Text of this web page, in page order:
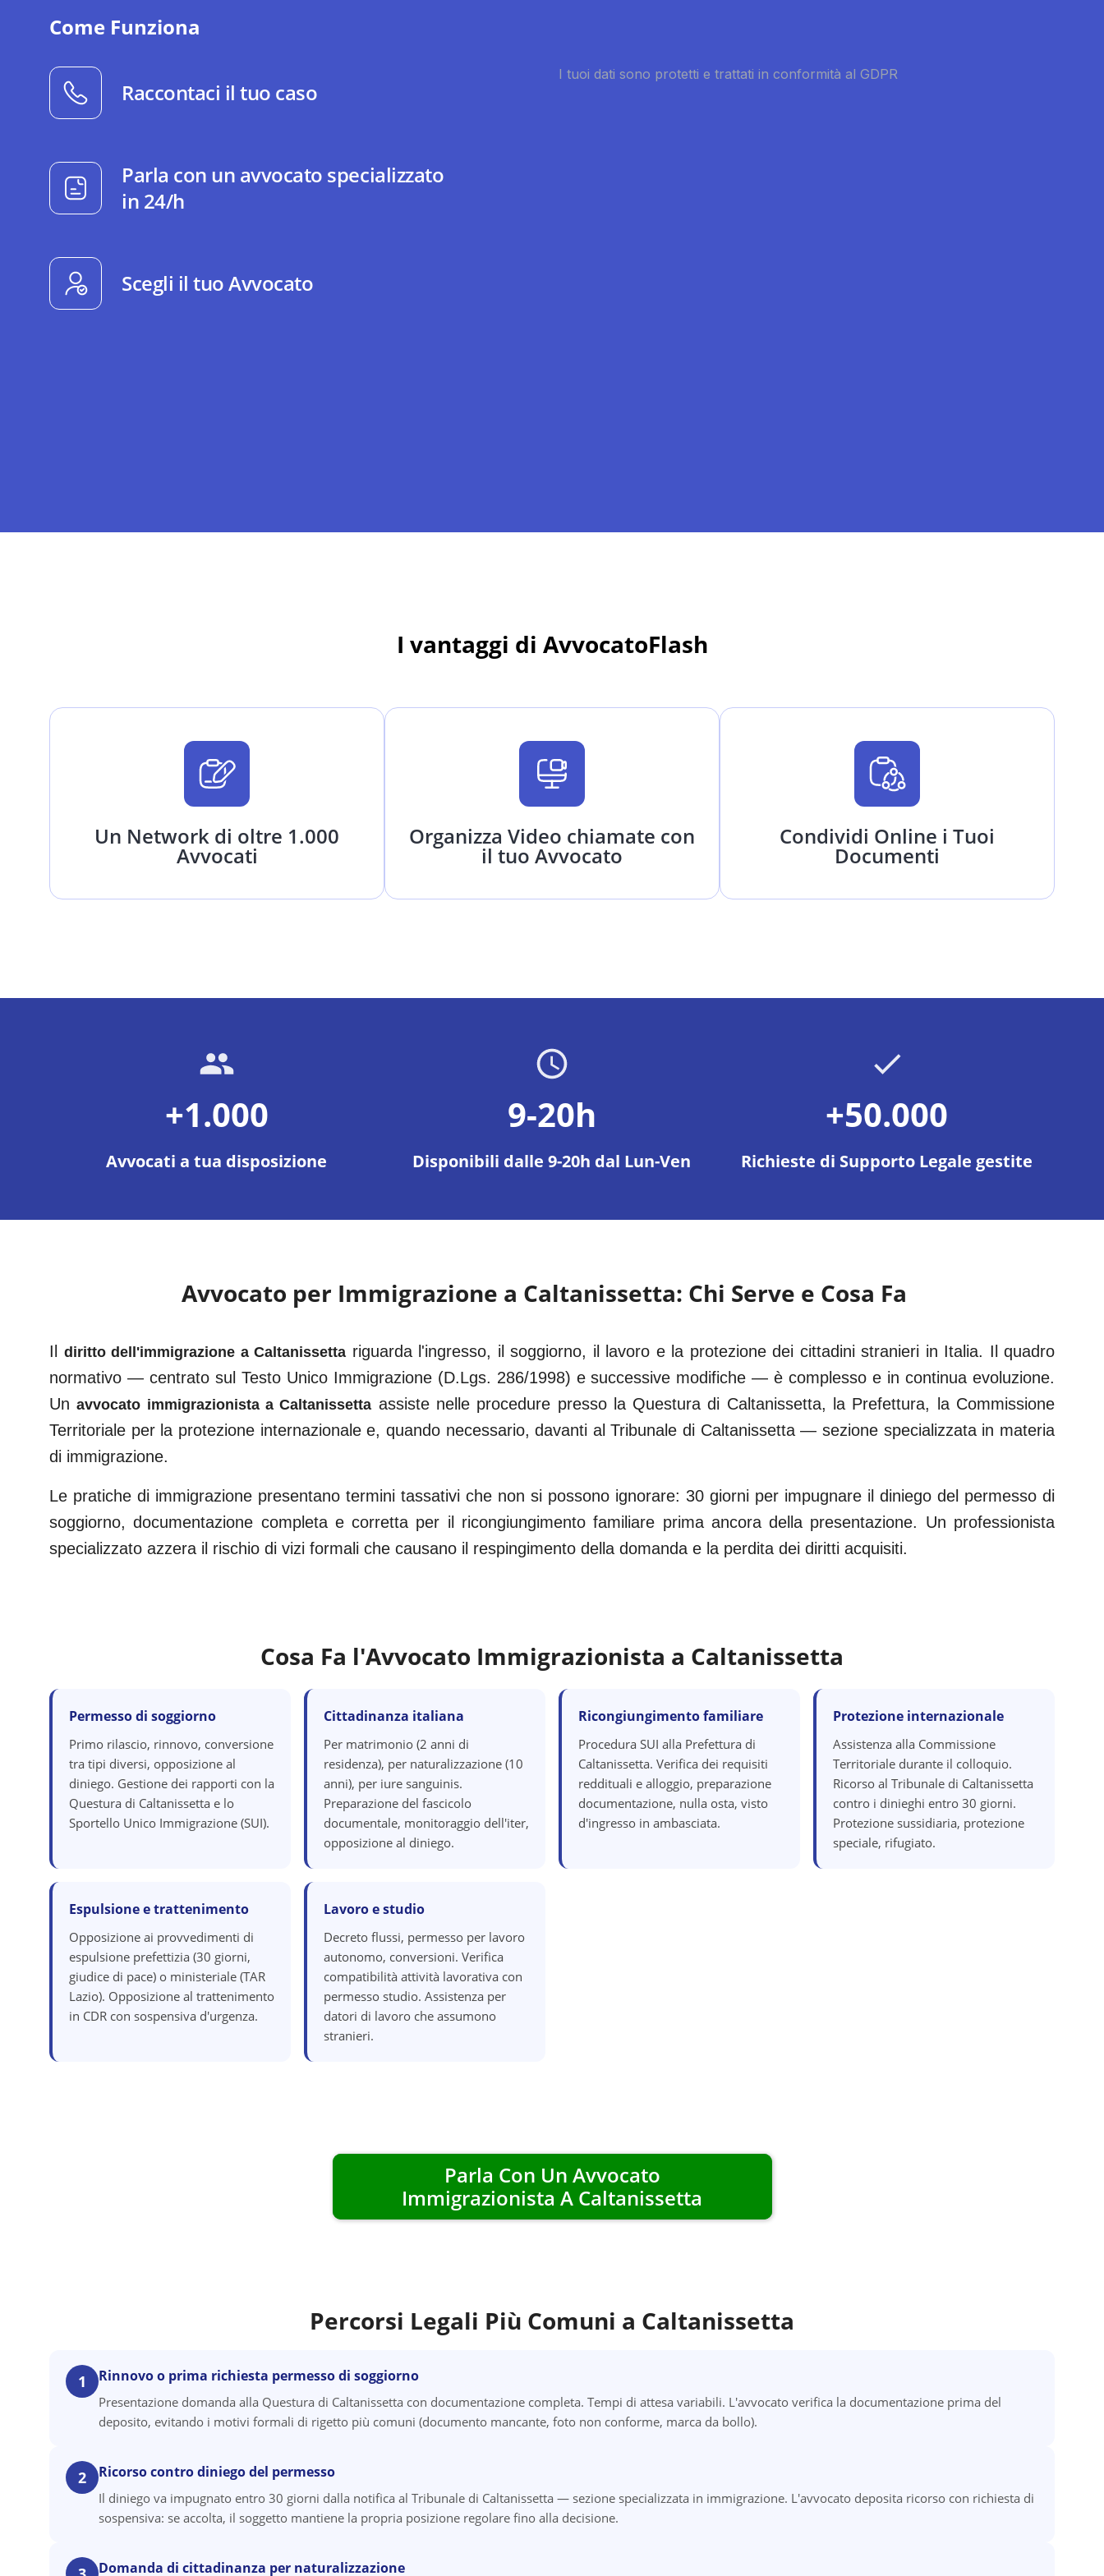
Come Funziona
Raccontaci il tuo caso
Parla con un avvocato specializzato
in 24/h
Scegli il tuo Avvocato
I vantaggi di AvvocatoFlash
Un Network di oltre 1.000
Avvocati
Organizza Video chiamate con
il tuo Avvocato
Condividi Online i Tuoi
Documenti
+1.000
Avvocati a tua disposizione
9-20h
Disponibili dalle 9-20h dal Lun-Ven
+50.000
Richieste di Supporto Legale gestite
Avvocato per Immigrazione a Caltanissetta: Chi Serve e Cosa Fa
Il diritto dell'immigrazione a Caltanissetta riguarda l'ingresso, il soggiorno, il lavoro e la protezione dei cittadini stranieri in Italia. Il quadro
normativo — centrato sul Testo Unico Immigrazione (D.Lgs. 286/1998) e successive modifiche — è complesso e in continua evoluzione.
Un avvocato immigrazionista aCaltanissetta assiste nelle procedure presso la Questura di Caltanissetta, la Prefettura, la Commissione
Territoriale per la protezione internazionale e, quando necessario, davanti alTribunale di Caltanissetta— sezione specializzata in materia
di immigrazione.
Le pratiche di immigrazione presentano termini tassativi che non si possono ignorare: 30 giorni per impugnare il diniego del permesso di
soggiorno, documentazione completa e corretta per il ricongiungimento familiare prima ancora della presentazione. Un professionista
specializzato azzera il rischio di vizi formali che causano il respingimento della domanda e la perdita dei diritti acquisiti.
Cosa Fa l'Avvocato Immigrazionista a Caltanissetta
Permesso di soggiorno
Primo rilascio, rinnovo, conversione
tra tipi diversi, opposizione al
diniego. Gestione dei rapporti con la
Questura di Caltanissetta e lo
Sportello Unico Immigrazione (SUI).
Cittadinanza italiana
Per matrimonio (2 anni di
residenza), per naturalizzazione (10
anni), per iure sanguinis.
Preparazione del fascicolo
documentale, monitoraggio dell'iter,
opposizione al diniego.
Ricongiungimento familiare
Procedura SUI alla Prefettura di
Caltanissetta. Verifica dei requisiti
reddituali e alloggio, preparazione
documentazione, nulla osta, visto
d'ingresso in ambasciata.
Protezione internazionale
Assistenza alla Commissione
Territoriale durante il colloquio.
Ricorso al Tribunale di Caltanissetta
contro i dinieghi entro 30 giorni.
Protezione sussidiaria, protezione
speciale, rifugiato.
Espulsione e trattenimento
Opposizione ai provvedimenti di
espulsione prefettizia (30 giorni,
giudice di pace) o ministeriale (TAR
Lazio). Opposizione al trattenimento
in CDR con sospensiva d'urgenza.
Lavoro e studio
Decreto flussi, permesso per lavoro
autonomo, conversioni. Verifica
compatibilità attività lavorativa con
permesso studio. Assistenza per
datori di lavoro che assumono
stranieri.
Parla Con Un Avvocato
Immigrazionista A Caltanissetta
Percorsi Legali Più Comuni a Caltanissetta
1 Rinnovo o prima richiesta permesso di soggiorno
Presentazione domanda alla Questura di Caltanissetta con documentazione completa. Tempi di attesa variabili. L'avvocato verifica la documentazione prima del
deposito, evitando i motivi formali di rigetto più comuni (documento mancante, foto non conforme, marca da bollo).
2 Ricorso contro diniego del permesso
Il diniego va impugnato entro 30 giorni dalla notifica al Tribunale di Caltanissetta — sezione specializzata in immigrazione. L'avvocato deposita ricorso con richiesta di
sospensiva: se accolta, il soggetto mantiene la propria posizione regolare fino alla decisione.
Domanda di cittadinanza per naturalizzazione